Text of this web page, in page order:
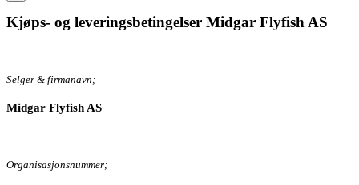
Kjøps- og leveringsbetingelser Midgar Flyfish AS
Selger & firmanavn;
Midgar Flyfish AS
Organisasjonsnummer;